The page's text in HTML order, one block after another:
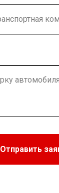
Отправить